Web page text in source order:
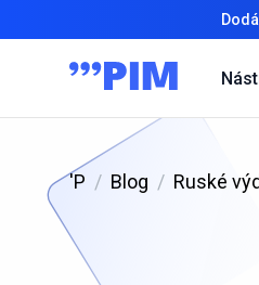
'P Blog Ruské